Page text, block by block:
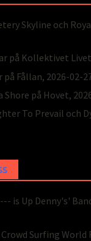
Skyline och
på Kollektivet
Fållan, 2026-02-
på Hovet,
To Prevail och
is Up Denny's'
Surfing World